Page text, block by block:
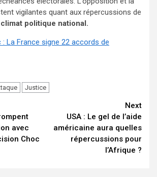
vigilantes quant aux répercussions de
climat politique national.
: La France signe 22 accords de
Justice
avec
Choc
Next
USA : Le gel de l’aide
américaine aura quelles
répercussions pour
l’Afrique ?